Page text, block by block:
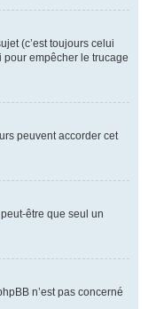
(c’est toujours celui
pour empêcher le trucage
peuvent accorder cet
être que seul un
n’est pas concerné